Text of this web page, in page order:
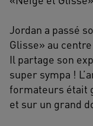
Jordan a passé
Glisse» au
Il partage son
super sympa !
formateurs était
et sur un grand